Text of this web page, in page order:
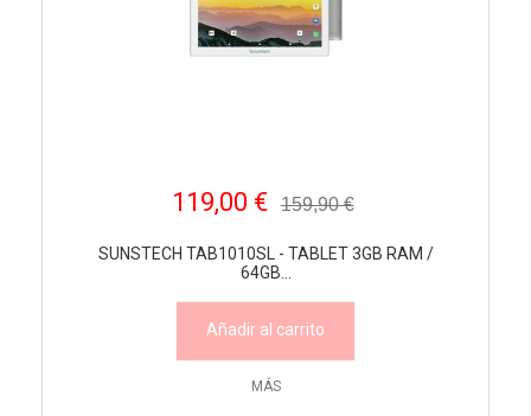
119,00 € 159,90 €
SUNSTECH TAB1010SL - TABLET 3GB RAM /
64GB...
Añadir al carrito
MÁS